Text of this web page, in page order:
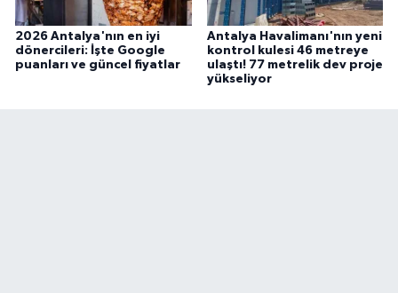
2026 Antalya'nın en iyi
dönercileri: İşte Google
puanları ve güncel fiyatlar
Antalya Havalimanı'nın yeni
kontrol kulesi 46 metreye
ulaştı! 77 metrelik dev proje
yükseliyor